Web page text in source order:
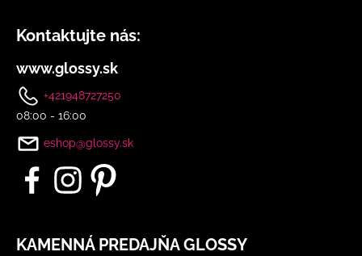
Kontaktujte nás:
www.glossy.sk
+421948727250
08:00 - 16:00
eshop@glossy.sk
KAMENNÁ PREDAJŇA GLOSSY